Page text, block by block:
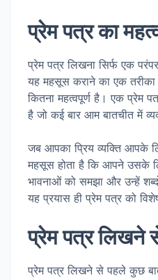
प्रेम पत्र का
प्रेम पत्र लिखना सिर्फ एक
यह महसूस कराने का एक
कितना महत्वपूर्ण है। एक प्रेम
है जो कई बार आम बातचीत में
जब आपका प्रिय व्यक्ति आपके
महसूस होता है कि आपने उसके
भावनाओं को समझा और उन्हें
यह प्रयास ही प्रेम पत्र को
प्रेम पत्र लिखने
प्रेम पत्र लिखने से पहले कुछ